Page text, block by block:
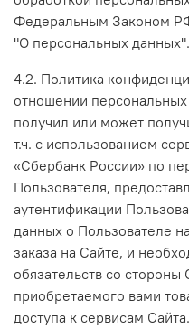
Федеральным Законом
"О персональных данных".
4.2. Политика
отношении
получил или может
т.ч. с использованием
«Сбербанк России» по
Пользователя,
аутентификации
данных о Пользователе
заказа на Сайте, и
обязательств со
приобретаемого вами
доступа к сервисам Сайта.